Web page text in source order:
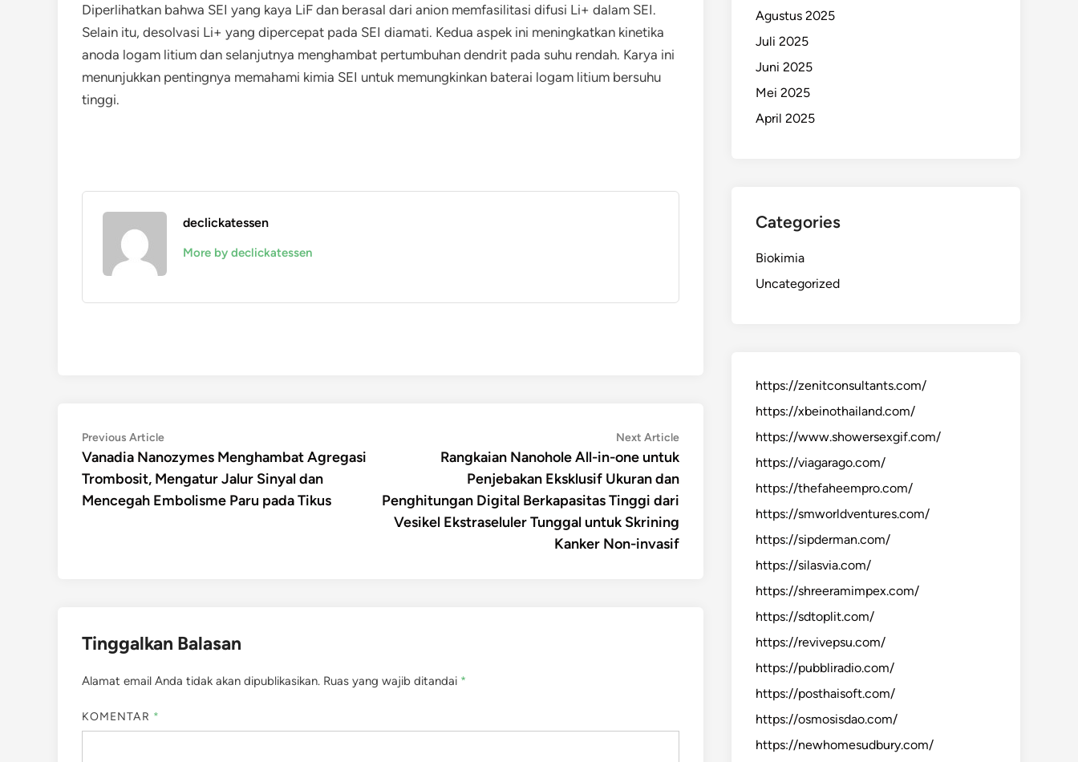
Diperlihatkan bahwa SEI yang kaya LiF dan berasal dari anion memfasilitasi difusi Li+ dalam SEI.
Selain itu, desolvasi Li+ yang dipercepat pada SEI diamati. Kedua aspek ini meningkatkan kinetika
anoda logam litium dan selanjutnya menghambat pertumbuhan dendrit pada suhu rendah. Karya ini
menunjukkan pentingnya memahami kimia SEI untuk memungkinkan baterai logam litium bersuhu
tinggi.
declickatessen
More by declickatessen
Navigasi
pos
Previous ArticlePrevious
article:
Vanadia Nanozymes Menghambat Agregasi
Trombosit, Mengatur Jalur Sinyal dan
Mencegah Embolisme Paru pada Tikus
Next ArticleNext
article:
Rangkaian Nanohole All-in-one untuk
Penjebakan Eksklusif Ukuran dan
Penghitungan Digital Berkapasitas Tinggi dari
Vesikel Ekstraseluler Tunggal untuk Skrining
Kanker Non-invasif
Tinggalkan Balasan
Alamat email Anda tidak akan dipublikasikan. Ruas yang wajib ditandai *
KOMENTAR *
Agustus 2025
Juli 2025
Juni 2025
Mei 2025
April 2025
Categories
Biokimia
Uncategorized
https://zenitconsultants.com/
https://xbeinothailand.com/
https://www.showersexgif.com/
https://viagarago.com/
https://thefaheempro.com/
https://smworldventures.com/
https://sipderman.com/
https://silasvia.com/
https://shreeramimpex.com/
https://sdtoplit.com/
https://revivepsu.com/
https://pubbliradio.com/
https://posthaisoft.com/
https://osmosisdao.com/
https://newhomesudbury.com/